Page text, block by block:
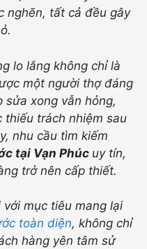
nghẽn, tất cả đều gây
lo lắng không chỉ là
một người thợ đáng
sửa xong vẫn hỏng,
thiếu trách nhiệm sau
nhu cầu tìm kiếm
tại Vạn Phúc uy tín,
trở nên cấp thiết.
mục tiêu mang lại
toàn diện, không chỉ
hàng yên tâm sử